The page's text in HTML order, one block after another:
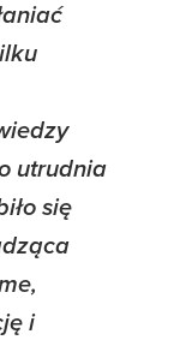
utrudnia
się
i